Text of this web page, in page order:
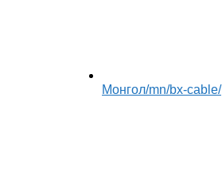
Монгол/mn/bx-cable/